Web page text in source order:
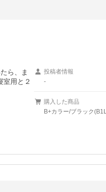
ら、ま
室用と２
投稿者情報
-
購入した商品
B+カラー/ブラック